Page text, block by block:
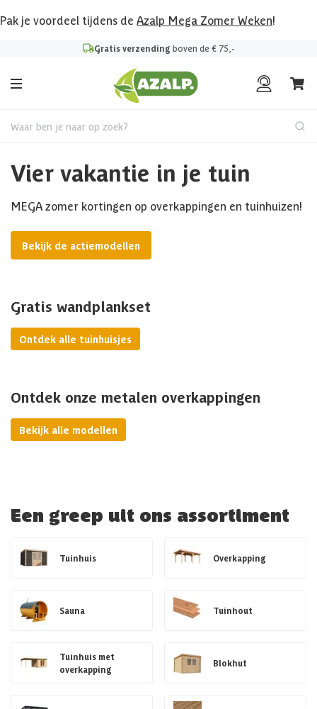
Pak je voordeel tijdens de Azalp Mega Zomer Weken!
Gratis verzending boven de € 75,-
Waar ben je naar op zoek?
Vier vakantie in je tuin
MEGA zomer kortingen op overkappingen en tuinhuizen!
Bekijk de actiemodellen
Gratis wandplankset
Ontdek alle tuinhuisjes
Ontdek onze metalen overkappingen
Bekijk alle modellen
Een greep uit ons assortiment
Tuinhuis Overkapping
Sauna Tuinhout
Tuinhuis met
overkapping
Blokhut